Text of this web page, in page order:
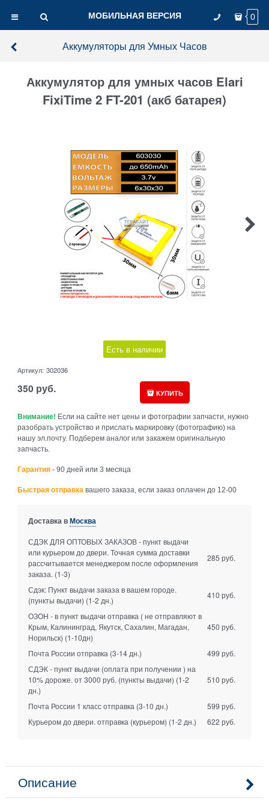
МОБИЛЬНАЯ ВЕРСИЯ 0
Аккумуляторы для Умных Часов
Аккумулятор для умных часов Elari
FixiTime 2 FT-201 (акб батарея)
Есть в наличии
Артикул: 302036
350 руб. КУПИТЬ
Внимание! Если на сайте нет цены и фотографии запчасти, нужно
разобрать устройство и прислать маркировку (фотографию) на
нашу эл.почту. Подберем аналог или закажем оригинальную
запчасть.
Гарантия - 90 дней или 3 месяца
Быстрая отправка вашего заказа, если заказ оплачен до 12-00
Доставка вМосква
СДЭК ДЛЯ ОПТОВЫХ ЗАКАЗОВ - пункт выдачи
или курьером до двери. Точная сумма доставки
рассчитывается менеджером после оформления
заказа. (1-3)
285 руб.
Сдэк: Пункт выдачи заказа в вашем городе.
(пункты выдачи) (1-2 дн.)
410 руб.
ОЗОН - в пункт выдачи отправка ( не отправляют в
Крым, Калининград, Якутск, Сахалин, Магадан,
Норильск) (1-10дн)
450 руб.
Почта России отправка (3-14 дн.)
499 руб.
СДЭК - пункт выдачи (оплата при получении ) на
10% дороже. от 3000 руб. (пункты выдачи) (1-2
дн.)
510 руб.
Почта России 1 класс отправка (3-10 дн.)
599 руб.
Курьером до двери. отправка (курьером) (1-2 дн.) 622 руб.
Описание